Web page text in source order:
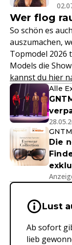
Wer flog
So schön es
auszumachen,
Topmodel 2026
Models die
kannst du hier
Alle
Die
Lust
Ab sofort
lieb